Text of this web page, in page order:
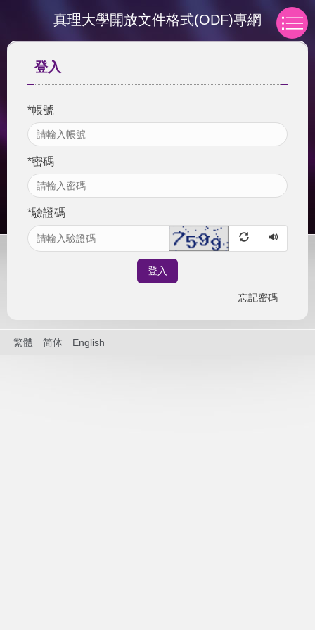
主
真理大學開放文件格式(ODF)專網
登入
*帳號
*密碼
*驗證碼
登入
忘記密碼
繁體 简体 English